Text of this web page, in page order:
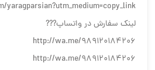
لینک سفارش در واتساپ???
http://wa.me/989120184206
http://wa.me/989120184206